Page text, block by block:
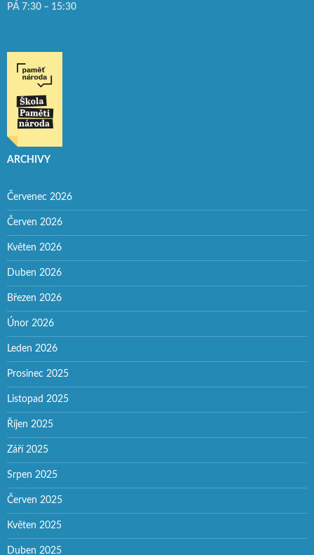
PÁ 7:30 – 15:30
ARCHIVY
Červenec 2026
Červen 2026
Květen 2026
Duben 2026
Březen 2026
Únor 2026
Leden 2026
Prosinec 2025
Listopad 2025
Říjen 2025
Září 2025
Srpen 2025
Červen 2025
Květen 2025
Duben 2025